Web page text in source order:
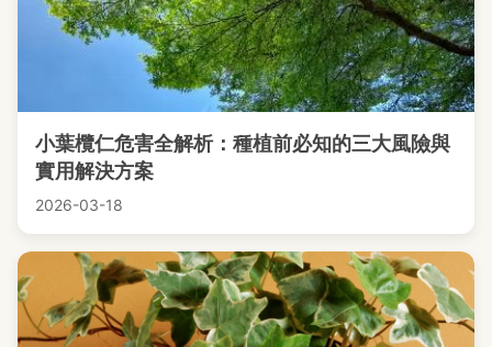
小葉欖仁危害全解析：種植前必知的三大風險與
實用解決方案
2026-03-18